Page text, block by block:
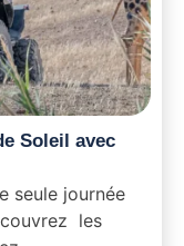
Soleil avec
seule journée
les